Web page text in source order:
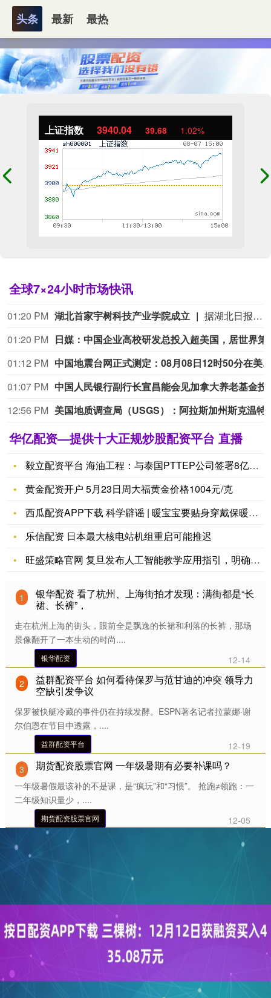
上证指数 3940.04 39.68 1.02%
全球7×24小时市场快讯
01:20 PM 湖北首家宇树科技产业学院成立
据湖北日报，8月7日，湖北省首家宇树科技产业学院在长江工程职业技术学院成立。据悉，“宇树科技产业学院”由宇树科技股份有限公司与长江工程职业技术学院共建，实行“企业专家任院长、校内教授任执行副院长”双院长制管理架构，聚焦机器人调试、运维、技术支持等市场紧缺岗位，精准培育紧缺人才。
01:20 PM
01:12 PM
中国地震台网正式测定：08月08日12时50分在美国阿拉斯加州（北纬62.35度，
01:07 PM
12:56 PM
华亿配资—提供十大正规炒股配资平台 直播
毅立配资平台 海油工程：与泰国PTTEP公司签署8亿美元总包
黄金配资开户 5月23日周大福黄金价格1004元/克
西瓜配资APP下载 科学辟谣 | 暖宝宝要贴身穿戴保暖效果才
乐信配资 日本最大核电站机组重启可能推迟
旺盛策略官网 复旦发布人工智能教学应用指引，明确AI使用边界
1
银华配资 看了杭州、上海街拍才发现：满街都是“长
裙、长裤”，
走在杭州上海的街头，眼前全是飘逸的长裙和利落的长裤，那场
景像翻开了一本生动的时尚....
银华配资
12-14
2
益群配资平台 如何看待保罗与范甘迪的冲突 领导力
空缺引发争议
保罗被快艇冷藏的事件仍在持续发酵。ESPN著名记者拉蒙娜·谢
尔伯恩在节目中透露，....
益群配资平台
12-19
3
期货配资股票官网 一年级暑期有必要补课吗？
一年级暑假最该补的不是课，是“疯玩”和“习惯”。 抢跑≠领跑：一
二年级知识量少，....
期货配资股票官网 12-05
头条 最新 最热